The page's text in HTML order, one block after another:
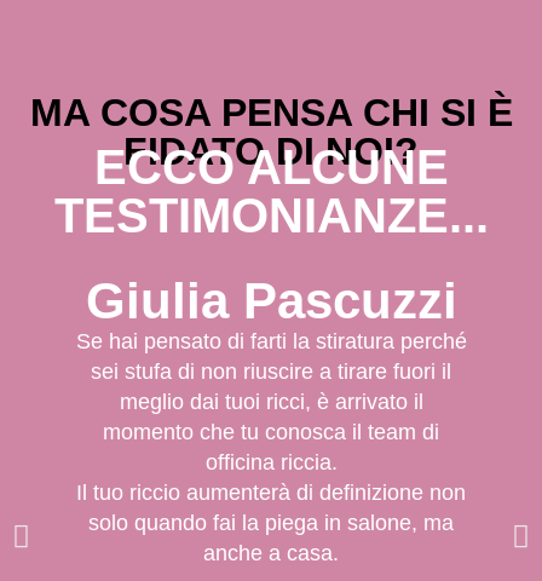
MA COSA PENSA CHI SI È
FIDATO DI NOI?
ECCO ALCUNE
TESTIMONIANZE...
Giulia Pascuzzi
Se hai pensato di farti la stiratura perché
sei stufa di non riuscire a tirare fuori il
meglio dai tuoi ricci, è arrivato il
momento che tu conosca il team di
officina riccia.
Il tuo riccio aumenterà di definizione non
solo quando fai la piega in salone, ma
anche a casa.